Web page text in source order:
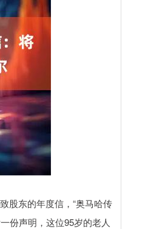
股东的年度信，“奥马哈传
份声明，这位95岁的老人